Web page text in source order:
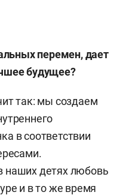
перемен, дает
будущее?
так: мы создаем
в соответствии
наших детях любовь
и в то же время